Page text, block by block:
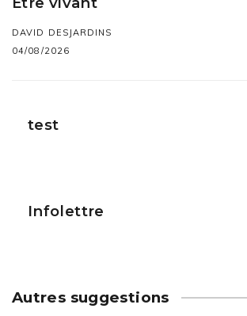
DAVID DESJARDINS
04/08/2026
test
Infolettre
Autres suggestions